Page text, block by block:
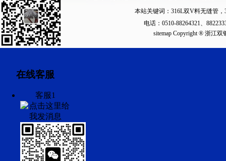
本站关键词： 316L双V料无缝管 ，
电话：0510-88264321、
sitemapCopyright ® 浙江双
在线客服
客服1